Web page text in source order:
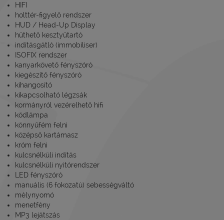
HIFI
holttér-figyelő rendszer
HUD / Head-Up Display
hűthető kesztyűtartó
indításgátló (immobiliser)
ISOFIX rendszer
kanyarkövető fényszóró
kiegészítő fényszóró
kihangosító
kikapcsolható légzsák
kormányról vezérelhető hifi
ködlámpa
könnyűfém felni
középső kartámasz
króm felni
kulcsnélküli indítás
kulcsnélküli nyitórendszer
LED fényszóró
manuális (6 fokozatú) sebességváltó
mélynyomó
menetfény
MP3 lejátszás